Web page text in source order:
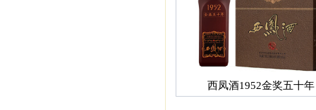
西凤酒1952金奖五十年